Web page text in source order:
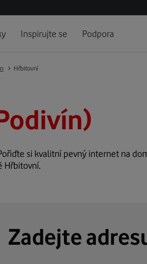
Inspirujte se Podpora
Hřbitovní
si kvalitní pevný internet na
Hřbitovní.
Zadejte